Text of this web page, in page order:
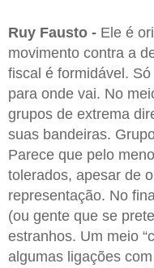
Ruy Fausto - Ele é
movimento contra a
fiscal é formidável.
para onde vai. No
grupos de extrema
suas bandeiras.
Parece que pelo
tolerados, apesar de
representação. No
(ou gente que se
estranhos. Um meio
algumas ligações